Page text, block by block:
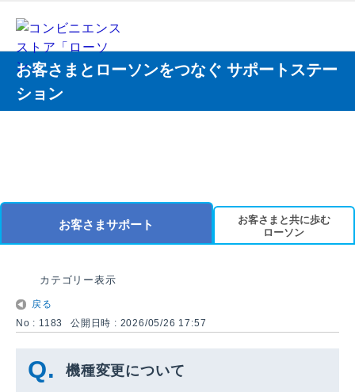
お客さまとローソンをつなぐ サポートステー
ション
お客さまサポート
お客さまと共に歩む
ローソン
カテゴリー表示
戻る
No : 1183
公開日時 : 2026/05/26 17:57
機種変更について